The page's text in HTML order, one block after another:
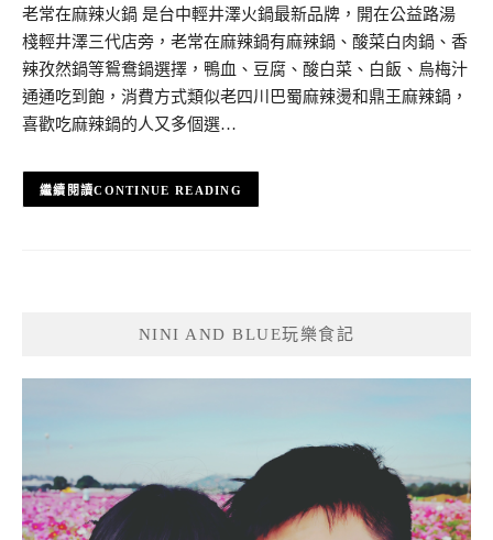
老常在麻辣火鍋 是台中輕井澤火鍋最新品牌，開在公益路湯
棧輕井澤三代店旁，老常在麻辣鍋有麻辣鍋、酸菜白肉鍋、香
辣孜然鍋等鴛鴦鍋選擇，鴨血、豆腐、酸白菜、白飯、烏梅汁
通通吃到飽，消費方式類似老四川巴蜀麻辣燙和鼎王麻辣鍋，
喜歡吃麻辣鍋的人又多個選…
CONTINUE READING
NINI AND BLUE玩樂食記